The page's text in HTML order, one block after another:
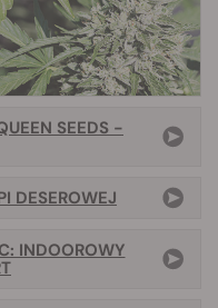
SEEDS -
DESEROWEJ
INDOOROWY